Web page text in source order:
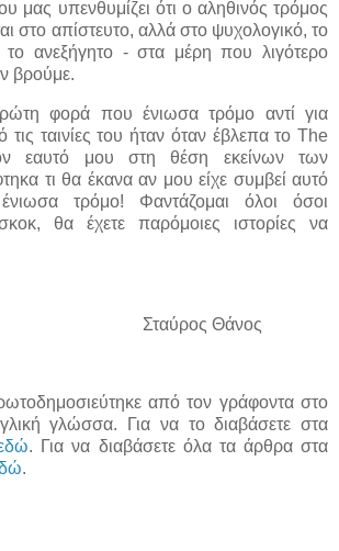
μας υπενθυμίζει ότι ο αληθινός τρόμος
στο απίστευτο, αλλά στο ψυχολογικό, το
το ανεξήγητο - στα μέρη που λιγότερο
βρούμε.
φορά που ένιωσα τρόμο αντί για
ταινίες του ήταν όταν έβλεπα το The
εαυτό μου στη θέση εκείνων των
τι θα έκανα αν μου είχε συμβεί αυτό
τρόμο! Φαντάζομαι όλοι όσοι
θα έχετε παρόμοιες ιστορίες να
Σταύρος Θάνος
από τον γράφοντα στο
γλώσσα. Για να το διαβάσετε στα
. Για να διαβάσετε όλα τα άρθρα στα
.